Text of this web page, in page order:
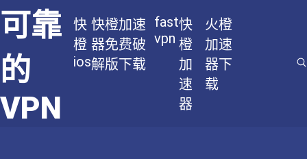
可靠
的
VPN
快
橙
ios
快橙加速
器免费破
解版下载
fast
vpn
快
橙
加
速
器
火橙
加速
器下
载